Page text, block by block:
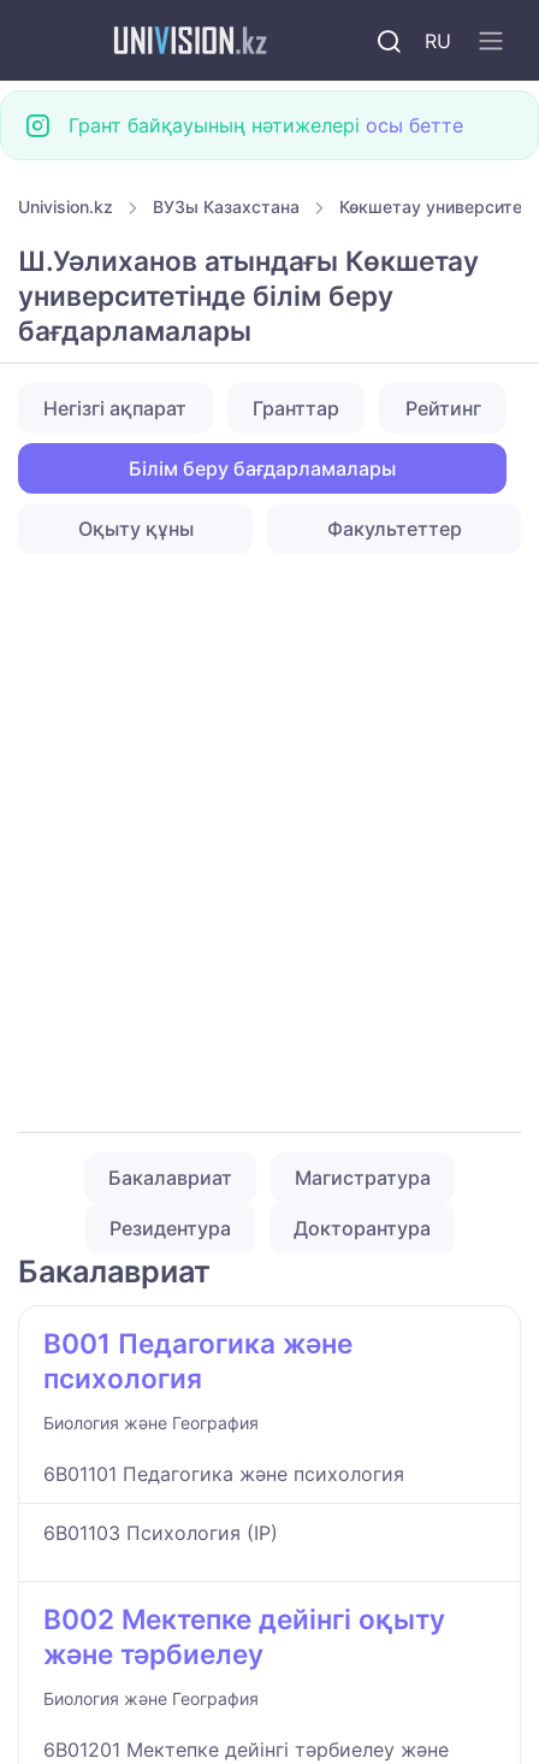
RU
Грант байқауының нәтижелері осы бетте
Univision.kz ВУЗы Казахстана Көкшетау
Ш.Уәлиханов атындағы Көкшетау
университетiнде білім беру
бағдарламалары
Негізгі ақпарат Гранттар Рейтинг
Білім беру бағдарламалары
Оқыту құны Факультеттер
Бакалавриат Магистратура
Резидентура Докторантура
Бакалавриат
B001 Педагогика және
психология
Биология және География
6B01101 Педагогика және психология
6B01103 Психология (ІР)
B002 Мектепке дейінгі оқыту
және тәрбиелеу
Биология және География
6B01201 Мектепке дейінгі тәрбиелеу және